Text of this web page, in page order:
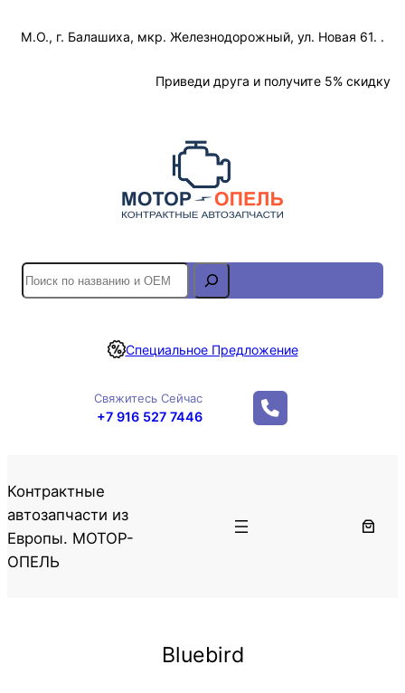
М.О., г. Балашиха, мкр. Железнодорожный, ул. Новая 61. .
Приведи друга и получите 5% скидку
S
e
r
Специальное Предложение
Свяжитесь Сейчас
+7 916 527 7446
Контрактные
автозапчасти из
Европы. МОТОР-
ОПЕЛЬ
Bluebird